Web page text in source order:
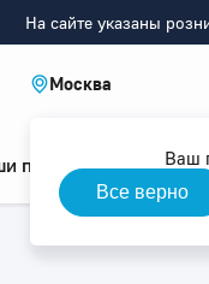
На сайте указаны
Москва
Ваш
Все верно
проекты